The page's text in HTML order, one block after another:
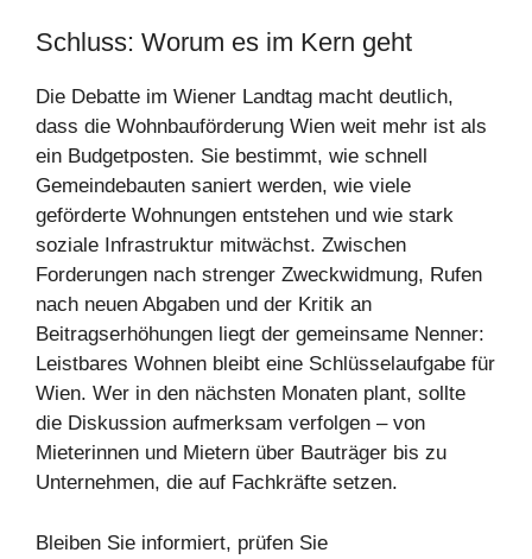
Schluss: Worum es im Kern geht
Die Debatte im Wiener Landtag macht deutlich,
dass die Wohnbauförderung Wien weit mehr ist als
ein Budgetposten. Sie bestimmt, wie schnell
Gemeindebauten saniert werden, wie viele
geförderte Wohnungen entstehen und wie stark
soziale Infrastruktur mitwächst. Zwischen
Forderungen nach strenger Zweckwidmung, Rufen
nach neuen Abgaben und der Kritik an
Beitragserhöhungen liegt der gemeinsame Nenner:
Leistbares Wohnen bleibt eine Schlüsselaufgabe für
Wien. Wer in den nächsten Monaten plant, sollte
die Diskussion aufmerksam verfolgen – von
Mieterinnen und Mietern über Bauträger bis zu
Unternehmen, die auf Fachkräfte setzen.
Bleiben Sie informiert, prüfen Sie